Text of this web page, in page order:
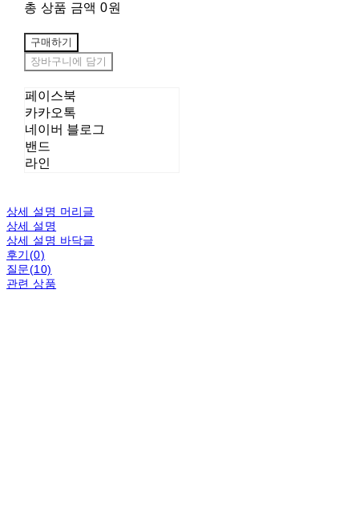
총 상품 금액 0원
구매하기
장바구니에 담기
페이스북
카카오톡
네이버 블로그
밴드
라인
상세 설명 머리글
상세 설명
상세 설명 바닥글
후기(0)
질문(10)
관련 상품